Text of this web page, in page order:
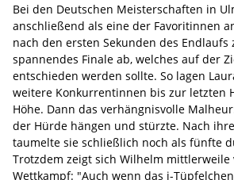
Bei den Deutschen Meisterschaften in
anschließend als eine der Favoritinnen
nach den ersten Sekunden des Endlaufs
spannendes Finale ab, welches auf der
entschieden werden sollte. So lagen
weitere Konkurrentinnen bis zur letzten
Höhe. Dann das verhängnisvolle
der Hürde hängen und stürzte. Nach
taumelte sie schließlich noch als fünfte
Trotzdem zeigt sich Wilhelm
Wettkampf: "Auch wenn das i-